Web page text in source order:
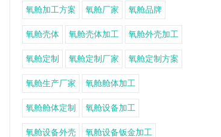
氧舱加工方案 氧舱厂家 氧舱品牌
氧舱壳体 氧舱壳体加工 氧舱外壳加工
氧舱定制 氧舱定制厂家 氧舱定制方案
氧舱生产厂家 氧舱舱体加工
氧舱舱体定制 氧舱设备加工
氧舱设备外壳 氧舱设备钣金加工